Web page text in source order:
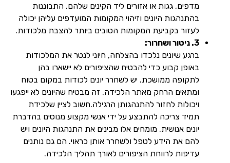
מדפים, גגות או אזורים ליד הקינים שלהם. התבוננות
בהתנהגות היונים וזיהוי המקומות המועדפים עליהן יכולה
לעזור בקביעת המקומות הטובים ביותר להצבת מלכודות.
3. ניטור ושחרור:
ברגע שיונים נלכדו בהצלחה, חיוני לנטר את המלכודות
באופן קבוע כדי להבטיח שהציפורים לא יישארו בהן
לתקופה ממושכת. יש לשחרר יונים לכודות במקום בטוח
ומתאים הרחק מאתר הלכידה. זה מבטיח שהיונים לא ייפגעו
ויכולות לחזור להתנהגותן הרגילה.חשוב לציין שלכידת
תמיד צריכה להתבצע על ידי אנשי מקצוע מנוסים בהדברת
יונים אנושית. מומחים אלו מבינים את התנהגות היונים ויש
להם את הידע לטפל ולשחרר אותן כראוי. הם גם נותנים
עדיפות לרווחת הציפורים לאורך תהליך הלכידה.